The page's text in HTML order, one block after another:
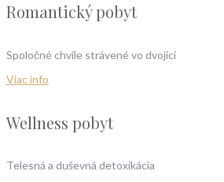
Romantický pobyt
Spoločné chvíle strávené vo dvojici
Viac info
Wellness pobyt
Telesná a duševná detoxikácia